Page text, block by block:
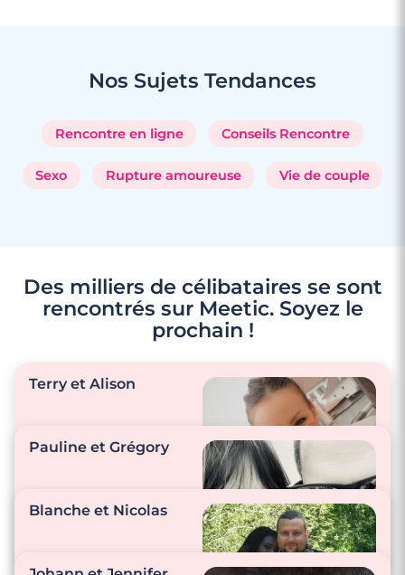
Rencontre à Trets
Nos Sujets Tendances
Rencontre en ligne Conseils Rencontre
Sexo Rupture amoureuse Vie de couple
Des milliers de célibataires se sont
rencontrés sur Meetic. Soyez le
prochain !
Terry et Alison
entretenons notre
Pauline et Grégory
régulièrement dans la
Blanche et Nicolas